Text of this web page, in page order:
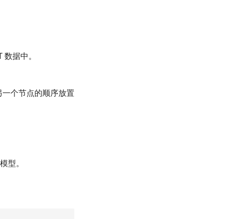
据中。
个节点的顺序放置
型。